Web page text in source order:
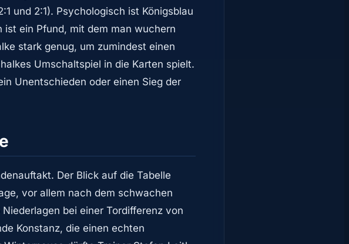
und 2:1). Psychologisch ist Königsblau
ein Pfund, mit dem man wuchern
stark genug, um zumindest einen
Umschaltspiel in die Karten spielt.
Unentschieden oder einen Sieg der
Der Blick auf die Tabelle
vor allem nach dem schwachen
bei einer Tordifferenz von
Konstanz, die einen echten